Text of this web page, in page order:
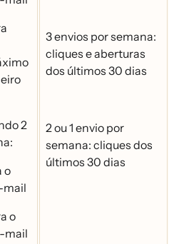
2
o
mail
o
mail
3 envios por semana:
cliques e aberturas
dos últimos 30 dias
2 ou 1 envio por
semana: cliques dos
últimos 30 dias